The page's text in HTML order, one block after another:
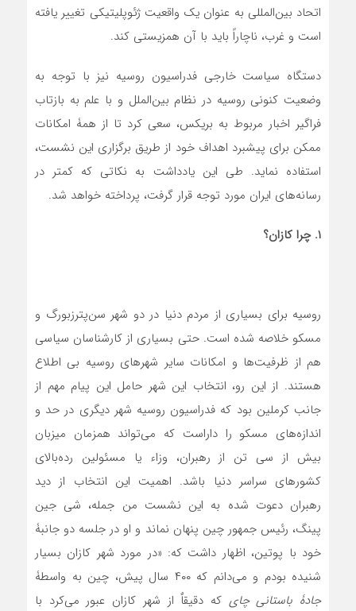
اتحاد بین‌المللی به عنوان یک واقعیت ژئوپلیتیکی تغییر یافته
است و غرب، ناچاراً باید با آن همزیستی کند.
دستگاه سیاست خارجی فدراسیون روسیه نیز با توجه به
وضعیت کنونی روسیه در نظام بین‌الملل و با علم به بازتاب
فراگیر اخبار مربوط به بریکس، سعی کرد تا از همۀ امکانات
ممکن برای پیشبرد اهداف خود از طریق برگزاری این نشست،
استفاده نماید. طی این یادداشت به نکاتی که کمتر در
رسانه‌های ایران مورد توجه قرار گرفت، پرداخته خواهد شد.
۱. چرا کازان؟
روسیه برای بسیاری از مردم دنیا در دو شهر سن‌پترزبورگ و
مسکو خلاصه شده است. حتی بسیاری از کارشناسان سیاسی
هم از ظرفیت‌ها و امکانات سایر شهرهای روسیه بی اطلاع
هستند. از این رو، انتخاب این شهر حامل این پیام مهم از
جانب کرملین بود که فدراسیون روسیه شهر دیگری در حد و
اندازه‌های مسکو را داراست که می‌تواند همزمان میزبان
بیش از سی تن از رهبران، وزاء یا مسئولین رده‌بالای
کشورهای سراسر دنیا باشد. اهمیت این انتخاب از دید
رهبران دعوت شده به این نشست من جمله، شی جین
پینگ، رئیس جمهور چین پنهان نماند و او در جلسه دو جانبۀ
خود با پوتین، اظهار داشت که: «در مورد شهر کازان بسیار
شنیده بودم و می‌دانم که ۴۰۰ سال پیش، چین به واسطۀ
جادۀ باستانی چای که دقیقاٌ از شهر کازان عبور می‌کرد با